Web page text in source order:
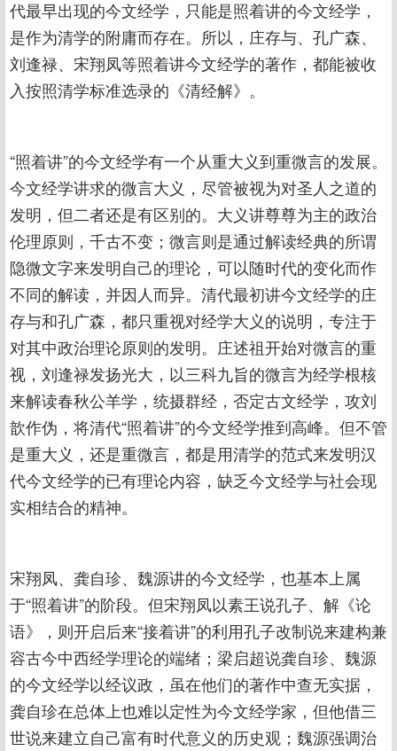
代最早出现的今文经学，只能是照着讲的今文经学，
是作为清学的附庸而存在。所以，庄存与、孔广森、
刘逢禄、宋翔凤等照着讲今文经学的著作，都能被收
入按照清学标准选录的《清经解》。
“照着讲”的今文经学有一个从重大义到重微言的发展。
今文经学讲求的微言大义，尽管被视为对圣人之道的
发明，但二者还是有区别的。大义讲尊尊为主的政治
伦理原则，千古不变；微言则是通过解读经典的所谓
隐微文字来发明自己的理论，可以随时代的变化而作
不同的解读，并因人而异。清代最初讲今文经学的庄
存与和孔广森，都只重视对经学大义的说明，专注于
对其中政治理论原则的发明。庄述祖开始对微言的重
视，刘逢禄发扬光大，以三科九旨的微言为经学根核
来解读春秋公羊学，统摄群经，否定古文经学，攻刘
歆作伪，将清代“照着讲”的今文经学推到高峰。但不管
是重大义，还是重微言，都是用清学的范式来发明汉
代今文经学的已有理论内容，缺乏今文经学与社会现
实相结合的精神。
宋翔凤、龚自珍、魏源讲的今文经学，也基本上属
于“照着讲”的阶段。但宋翔凤以素王说孔子、解《论
语》，则开启后来“接着讲”的利用孔子改制说来建构兼
容古今中西经学理论的端绪；梁启超说龚自珍、魏源
的今文经学以经议政，虽在他们的著作中查无实据，
龚自珍在总体上也难以定性为今文经学家，但他借三
世说来建立自己富有时代意义的历史观；魏源强调治